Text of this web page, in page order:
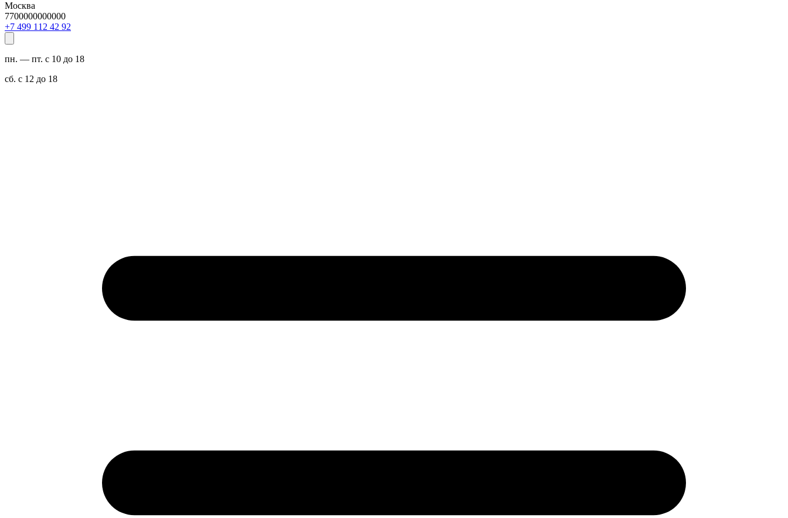
Москва
7700000000000
29 24 211 994 7+
пн. — пт. с 10 до 18
сб. с 12 до 18